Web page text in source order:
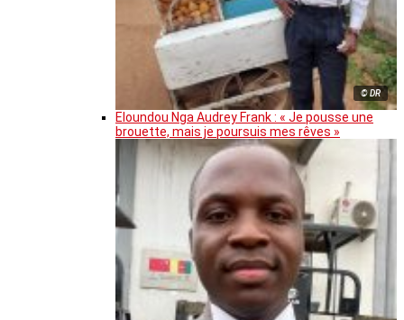
© DR
Eloundou Nga Audrey Frank : « Je pousse une
brouette, mais je poursuis mes rêves »